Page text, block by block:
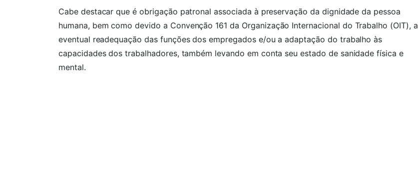
Cabe destacar que é obrigação patronal associada à preservação da dignidade da pessoa
humana, bem como devido a Convenção 161 da Organização Internacional do Trabalho (OIT), a
eventual readequação das funções dos empregados e/ou a adaptação do trabalho às
capacidades dos trabalhadores, também levando em conta seu estado de sanidade física e
mental.